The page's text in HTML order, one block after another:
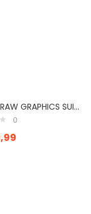
CORELDRAW GRAPHICS SUITE 2017 Satın Al
0